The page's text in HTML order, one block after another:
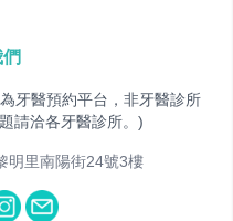
牙醫預約平台，非牙醫診所
請洽各牙醫診所。)
明里南陽街24號3樓